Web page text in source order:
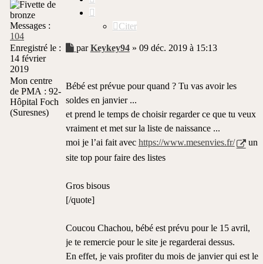
Citer
Message
parKeykey94» 09 déc. 2019 à 15:13
Bébé est prévue pour quand ? Tu vas avoir les
soldes en janvier ...
et prend le temps de choisir regarder ce que tu veux
vraiment et met sur la liste de naissance ...
moi je l’ai fait avec https://www.mesenvies.fr/
un
site top pour faire des listes
Gros bisous
[/quote]
Coucou Chachou, bébé est prévu pour le 15 avril,
je te remercie pour le site je regarderai dessus.
En effet, je vais profiter du mois de janvier qui est le
Messages :
104
Enregistré le :
14 février
2019
Mon centre
de PMA : 92-
Hôpital Foch
(Suresnes)